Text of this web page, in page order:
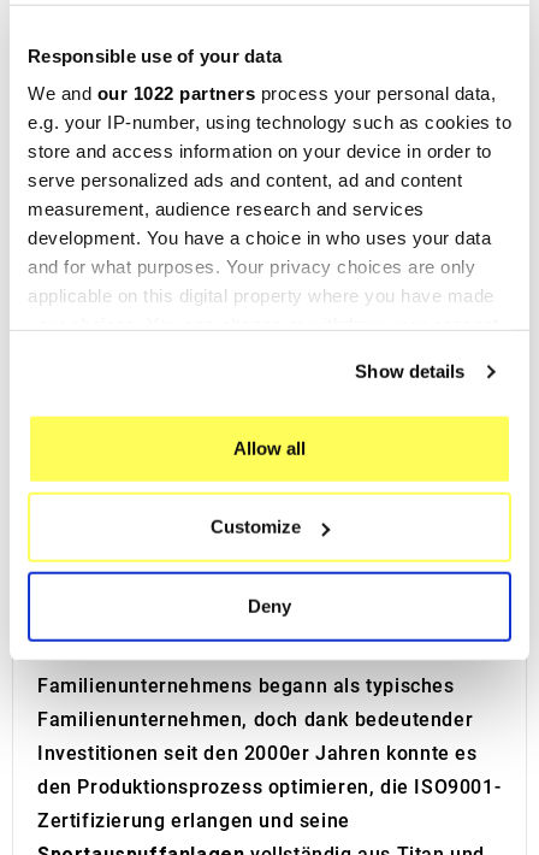
Responsible use of your data
We and our 1022 partners process your personal data,
e.g. your IP-number, using technology such as cookies to
store and access information on your device in order to
serve personalized ads and content, ad and content
measurement, audience research and services
development. You have a choice in who uses your data
and for what purposes. Your privacy choices are only
applicable on this digital property where you have made
If you allow, we would also like to:
Identify your device by actively scanning it for
specific characteristics (fingerprinting)
and set your preferences in the
We use cookies to personalise content and ads, to
provide social media features and to analyse our traffic.
our social media, advertising and analytics partners who
may combine it with other information that you’ve
provided to them or that they’ve collected from your use
Show details
Allow all
Customize
Deny
H.116.1.FUNE
Homologierter Auspuff GPR für Honda Crf 250 X
2004/2017.
Es ist ein Kit bereit für die Installation. Keine
Änderungen erforderlich.
Europäische Zulassung mit Code und Zertifikat
2 Jahre Garantie.
Auspuff Schalldämpfer Endschalldämpfer
Sportschalldämpfer
Cerro al Lambro, in der Provinz Mailand, Italien.
Familienunternehmens begann als typisches
Familienunternehmen, doch dank bedeutender
Investitionen seit den 2000er Jahren konnte es
den Produktionsprozess optimieren, die ISO9001-
Zertifizierung erlangen und seine